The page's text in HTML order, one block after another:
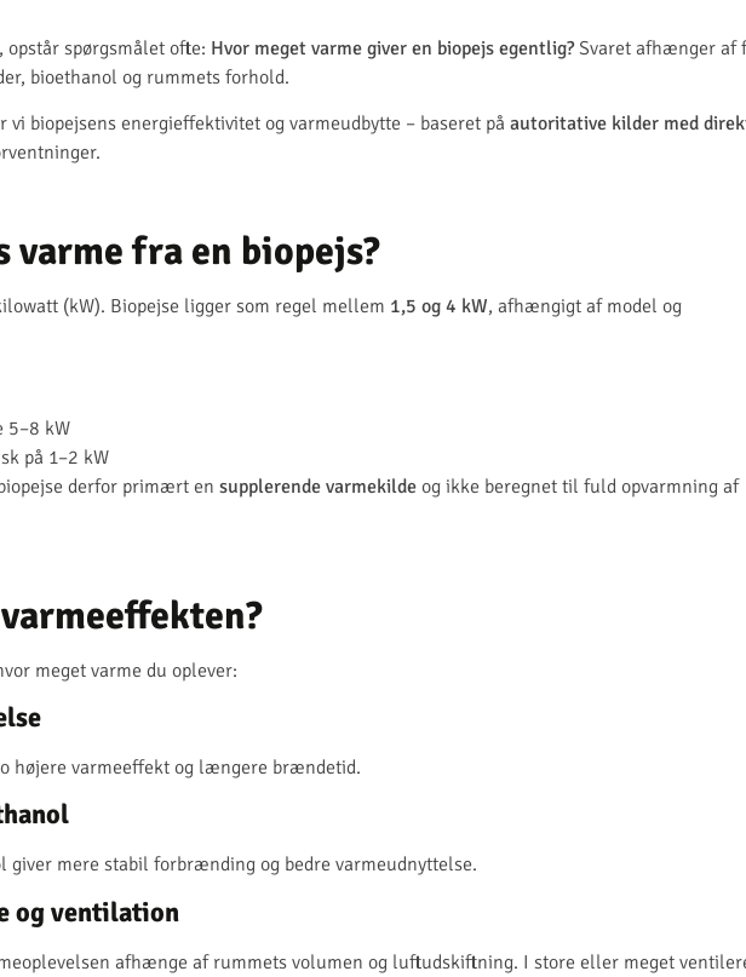
opstår spørgsmålet ofte: Hvor meget varme giver en biopejs egentlig?Svaret afhænger af
bioethanol og rummets forhold.
biopejsens energieffektivitet og varmeudbytte – baseret på autoritative kilder med
varme fra en biopejs?
(kW). Biopejse ligger som regel mellem 1,5 og 4 kW, afhængigt af model og
5–8 kW
på 1–2 kW
derfor primært en supplerende varmekilde og ikke beregnet til fuld opvarmning af
meget varme du oplever:
højere varmeeffekt og længere brændetid.
giver mere stabil forbrænding og bedre varmeudnyttelse.
og ventilation
afhænge af rummets volumen og luftudskiftning. I store eller meget